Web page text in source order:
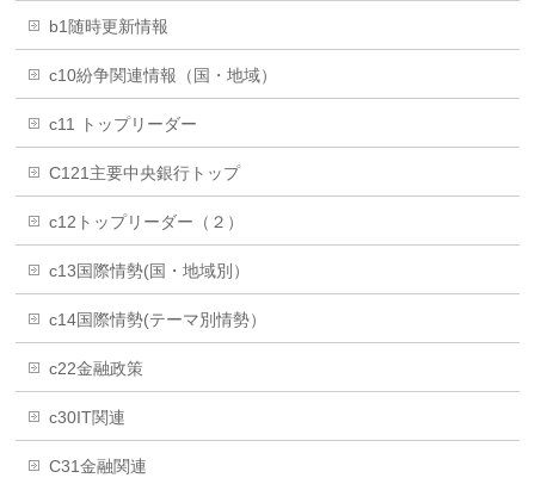
b1随時更新情報
c10紛争関連情報（国・地域）
c11 トップリーダー
C121主要中央銀行トップ
c12トップリーダー（２）
c13国際情勢(国・地域別）
c14国際情勢(テーマ別情勢）
c22金融政策
c30IT関連
C31金融関連